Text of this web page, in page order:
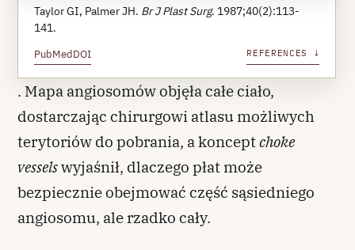
Taylor GI, Palmer JH. Br J Plast Surg. 1987;40(2):113-
141.
PubMedDOI REFERENCES ↓
. Mapa angiosomów objęła całe ciało,
dostarczając chirurgowi atlasu możliwych
terytoriów do pobrania, a konceptchoke
vesselswyjaśnił, dlaczego płat może
bezpiecznie obejmować część sąsiedniego
angiosomu, ale rzadko cały.